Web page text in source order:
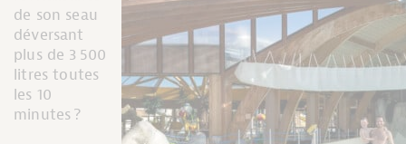
de son seau
déversant
plus de 3 500
litres toutes
les 10
minutes ?